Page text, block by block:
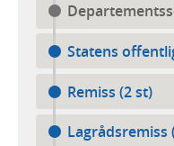
Statens
Remiss (2 st)
Lagrådsremiss